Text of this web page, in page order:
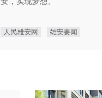
人民雄安网 雄安要闻